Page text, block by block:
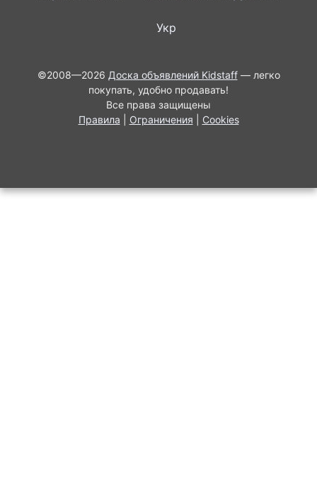
Укр
©2008—2026 Доска объявлений Kidstaff— легко
покупать, удобно продавать!
Все права защищены
Правила
Ограничения Cookies